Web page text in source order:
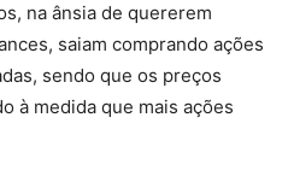
na ânsia de quererem
saiam comprando ações
sendo que os preços
à medida que mais ações